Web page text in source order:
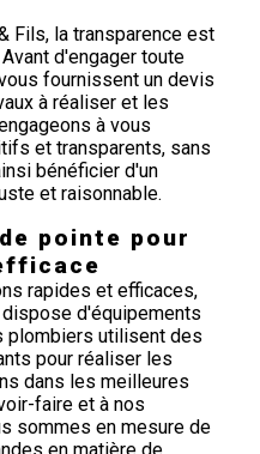
Fils, la transparence est
d'engager toute
fournissent un devis
à réaliser et les
à vous
et transparents, sans
bénéficier d'un
et raisonnable.
pointe pour
rapides et efficaces,
d'équipements
plombiers utilisent des
pour réaliser les
dans les meilleures
faire et à nos
sommes en mesure de